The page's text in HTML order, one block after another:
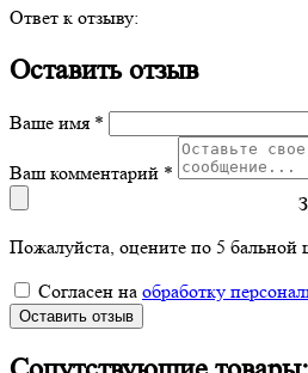
Ответ к отзыву:
Оставить отзыв
Ваше имя *
Ваш комментарий *
Пожалуйста, оцените по 5 бальной
Согласен на обработку
Оставить отзыв